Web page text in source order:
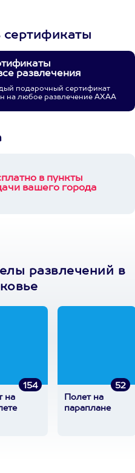
сертификаты
развлечения
подарочный сертификат
на любое развлечение АХАА
в пункты
вашего города
развлечений в
154
на
52
Полет на
параплане